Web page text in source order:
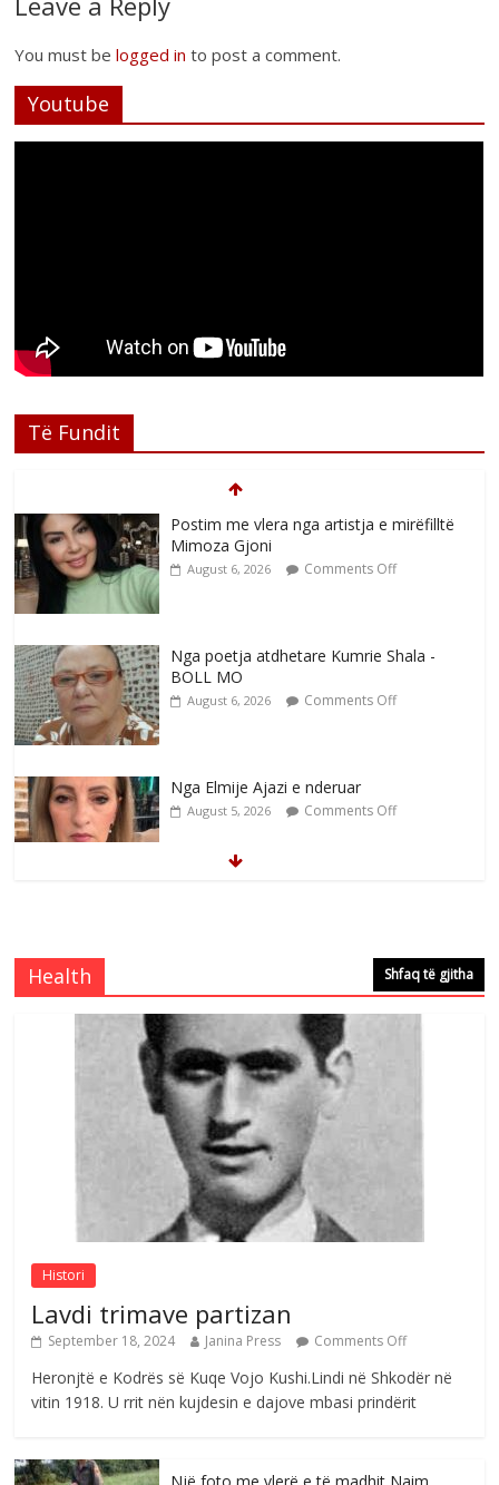
You must belogged in to post a comment.
Youtube
Të Fundit
Postim me vlera nga artistja e mirëfilltë
Mimoza Gjoni
August 6, 2026 Comments Off
Nga poetja atdhetare Kumrie Shala -
BOLL MO
August 6, 2026 Comments Off
Nga Elmije Ajazi e nderuar
August 5, 2026 Comments Off
Comments Off
Çlirimtari Mentor Mushkolaj nderohet
me mirenjohje nga Xhevdet Qeriqi Dega
e invalidëve në Fushë Kosovë
August 4, 2026 Comments Off
Sulm , pse të dua ty
August 8, 2026 Comments Off
Health Shfaq të gjitha
Histori
Lavdi trimave partizan
September 18, 2024 Janina Press Comments Off
Heronjtë e Kodrës së Kuqe Vojo Kushi.Lindi në Shkodër në
vitin 1918. U rrit nën kujdesin e dajove mbasi prindërit